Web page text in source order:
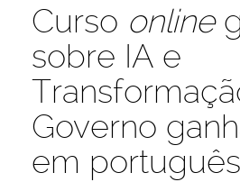
Curso online
sobre IA e
Governo
em português